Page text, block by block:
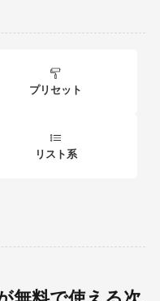
プリセット
リスト系